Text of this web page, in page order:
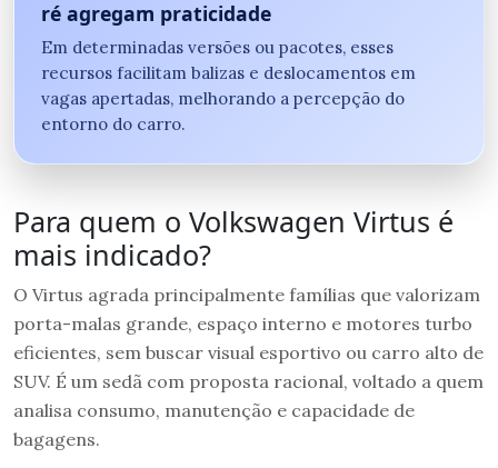
ré agregam praticidade
Em determinadas versões ou pacotes, esses
recursos facilitam balizas e deslocamentos em
vagas apertadas, melhorando a percepção do
entorno do carro.
Para quem o Volkswagen Virtus é
mais indicado?
O Virtus agrada principalmente famílias que valorizam
porta-malas grande, espaço interno e motores turbo
eficientes, sem buscar visual esportivo ou carro alto de
SUV. É um sedã com proposta racional, voltado a quem
analisa consumo, manutenção e capacidade de
bagagens.